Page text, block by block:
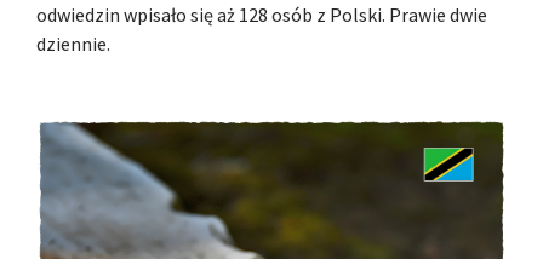
odwiedzin wpisało się aż 128 osób z Polski. Prawie dwie
dziennie.